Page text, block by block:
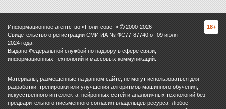
Информационное агентство «Политсовет» 2000-2026
Свидетельство о регистрации СМИ ИА № ФС77-87740 от 09 июля
2024 года.
Выдано Федеральной службой по надзору в сфере связи,
информационных технологий и массовых коммуникаций.
18+
Материалы, размещённые на данном сайте, не могут использоваться для
разработки, тренировки или улучшения алгоритмов машинного обучения,
искусственного интеллекта, нейронных сетей и аналогичных технологий без
предварительного письменного согласия владельцев ресурса. Любое